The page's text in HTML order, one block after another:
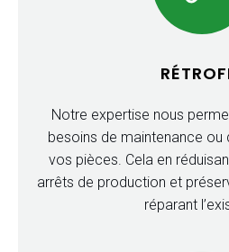
Notre expertise nous
besoins de maintenance ou
vos pièces. Cela en
arrêts de production et
réparant